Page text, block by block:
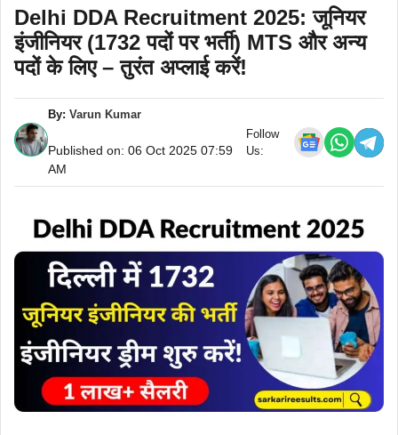
Delhi DDA Recruitment 2025: जूनियर
इंजीनियर (1732 पदों पर भर्ती) MTS और अन्य
पदों के लिए – तुरंत अप्लाई करें!
By:Varun Kumar
Published on: 06 Oct 2025 07:59
AM
Follow
Us: